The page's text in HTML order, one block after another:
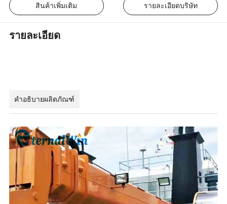
สินค้าเพิ่มเติม รายละเอียดบริษัท
รายละเอียด
คำอธิบายผลิตภัณฑ์